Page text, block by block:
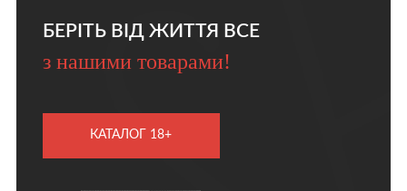
БЕРІТЬ ВІД ЖИТТЯ ВСЕ
з нашими товарами!
КАТАЛОГ 18+